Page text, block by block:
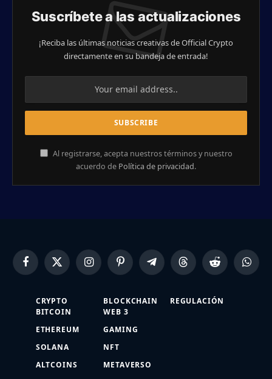
Suscríbete a las actualizaciones
¡Reciba las últimas noticias creativas de Official Crypto
directamente en su bandeja de entrada!
Al registrarse, acepta nuestros términos y nuestro
acuerdo de Política de privacidad.
FacebookX
(Twitter)
InstagramPinterestTelegramThreads Reddit
CRYPTO
BITCOIN
ETHEREUM
SOLANA
ALTCOINS
BLOCKCHAIN
WEB 3
GAMING
NFT
METAVERSO
REGULACIÓN